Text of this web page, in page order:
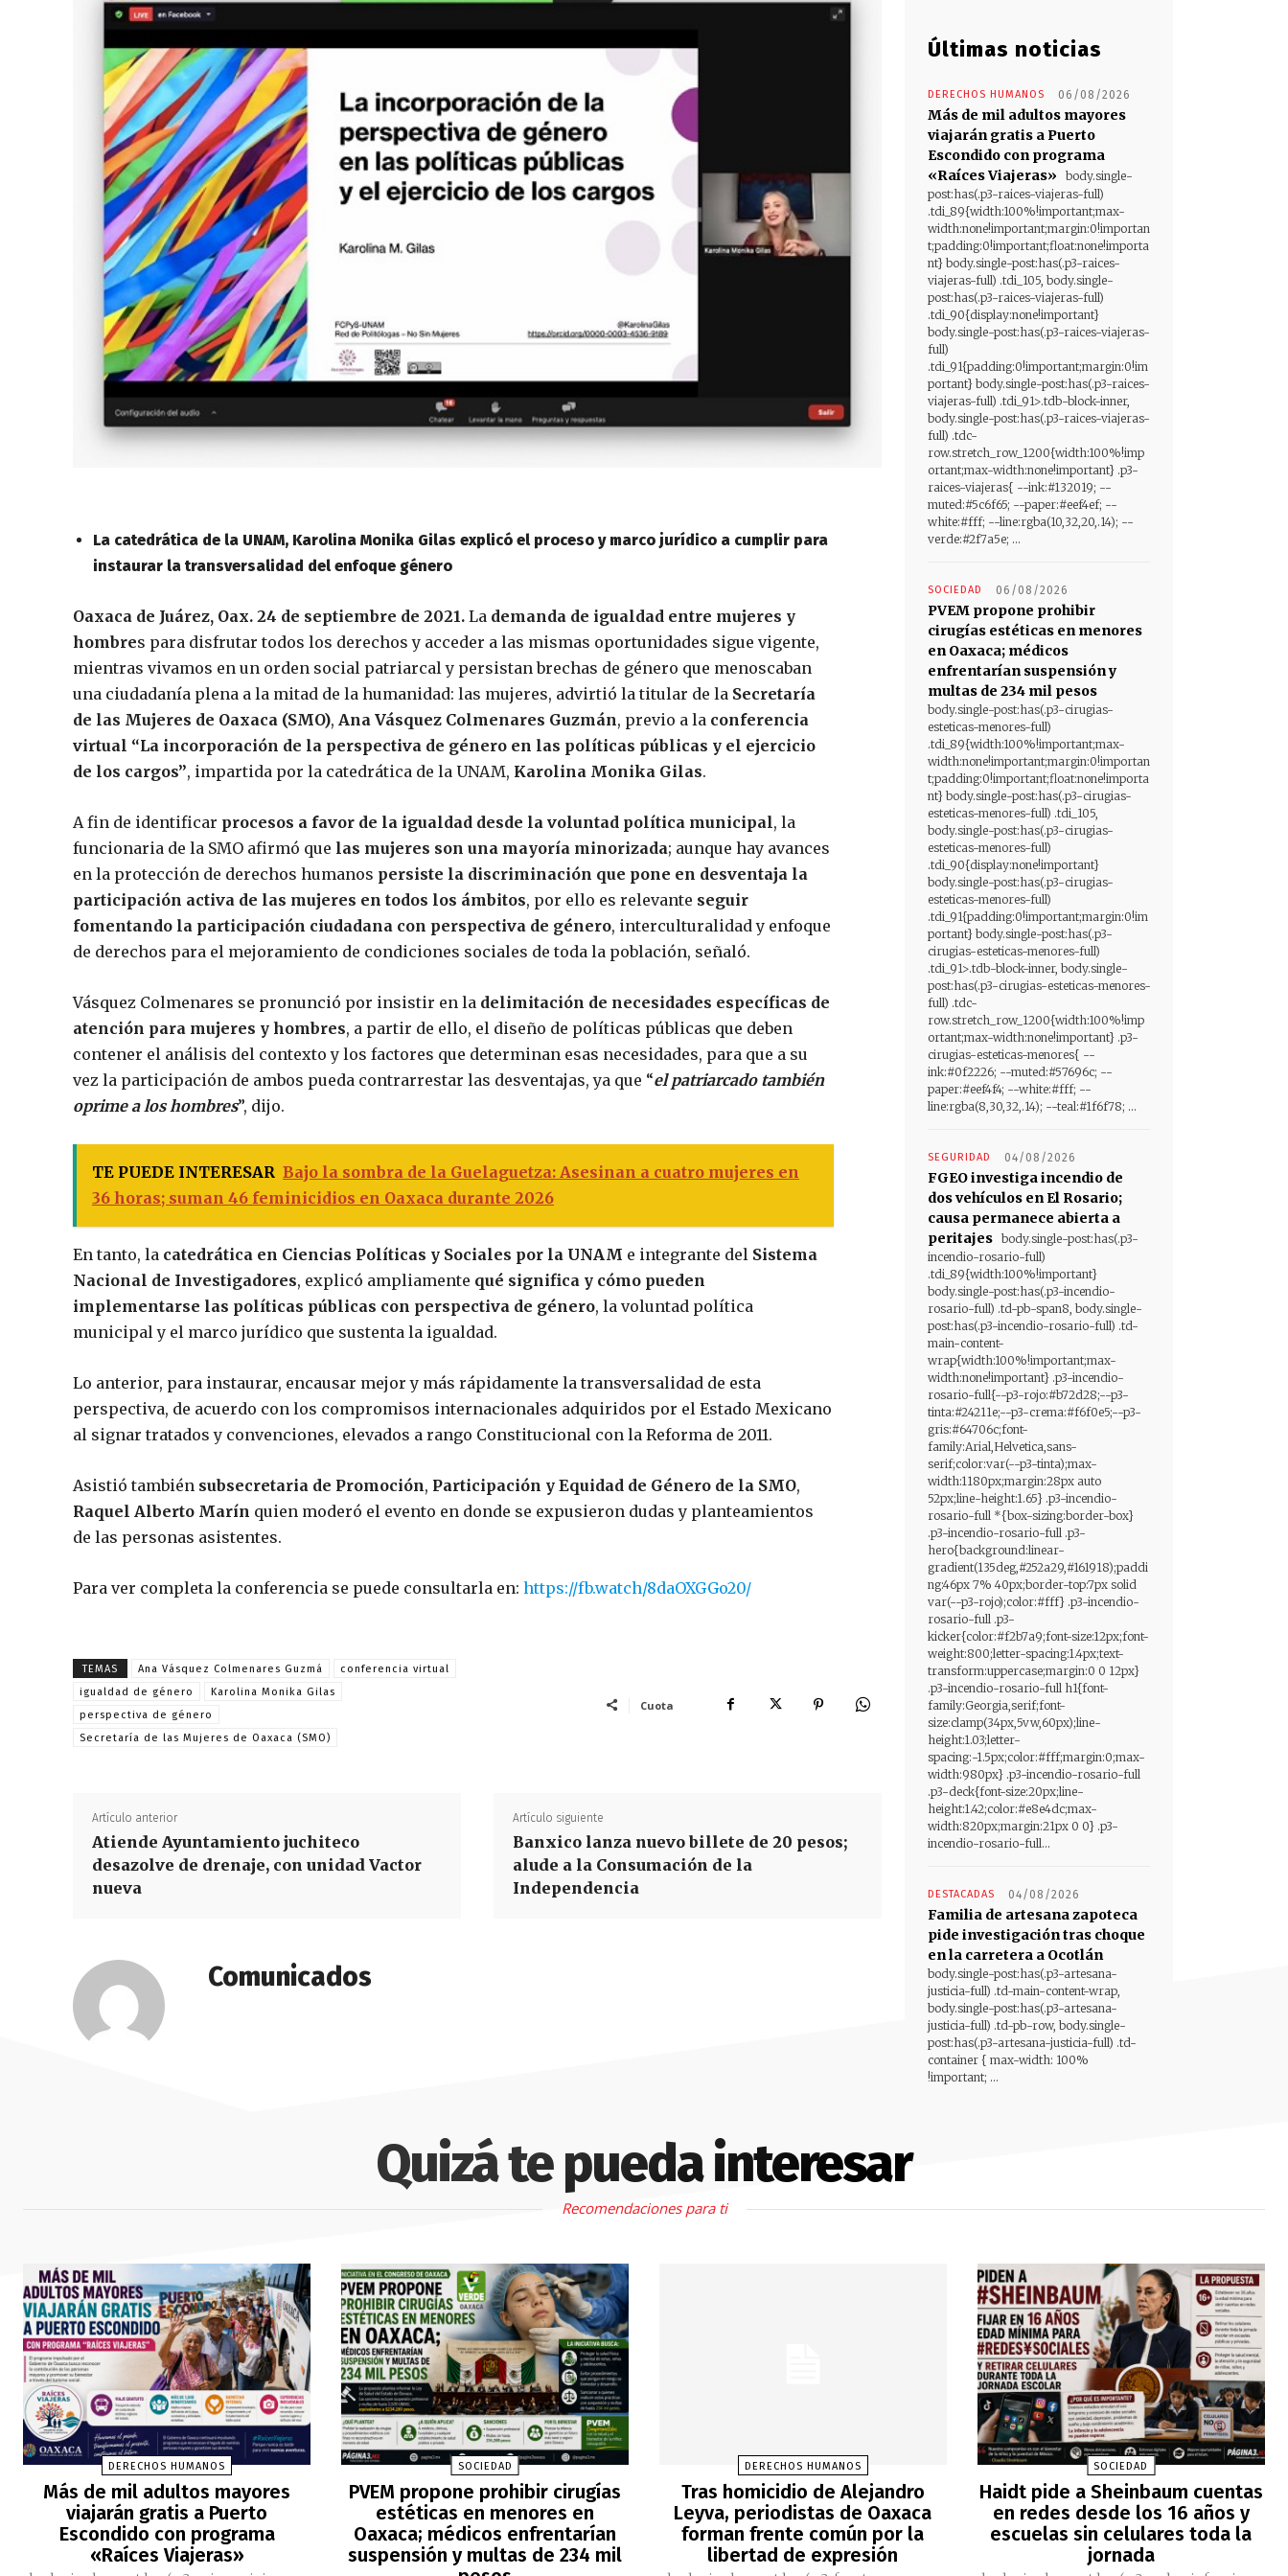
La catedrática de la UNAM, Karolina Monika Gilas explicó el proceso y marco jurídico a cumplir para
instaurar la transversalidad del enfoque género
Oaxaca de Juárez, Oax. 24 de septiembre de 2021. La demanda de igualdad entre mujeres y
hombres para disfrutar todos los derechos y acceder a las mismas oportunidades sigue vigente,
mientras vivamos en un orden social patriarcal y persistan brechas de género que menoscaban
una ciudadanía plena a la mitad de la humanidad: las mujeres, advirtió la titular de la Secretaría
de las Mujeres de Oaxaca (SMO), Ana Vásquez Colmenares Guzmán, previo a la conferencia
virtual “La incorporación de la perspectiva de género en las políticas públicas y el ejercicio
de los cargos”, impartida por la catedrática de la UNAM, Karolina Monika Gilas.
A fin de identificar procesos a favor de la igualdad desde la voluntad política municipal, la
funcionaria de la SMO afirmó que las mujeres son una mayoría minorizada; aunque hay avances
en la protección de derechos humanos persiste la discriminación que pone en desventaja la
participación activa de las mujeres en todos los ámbitos, por ello es relevante seguir
fomentando la participación ciudadana con perspectiva de género, interculturalidad y enfoque
de derechos para el mejoramiento de condiciones sociales de toda la población, señaló.
Vásquez Colmenares se pronunció por insistir en la delimitación de necesidades específicas de
atención para mujeres y hombres, a partir de ello, el diseño de políticas públicas que deben
contener el análisis del contexto y los factores que determinan esas necesidades, para que a su
vez la participación de ambos pueda contrarrestar las desventajas, ya que “el patriarcado también
oprime a los hombres”, dijo.
TE PUEDE INTERESAR Bajo la sombra de la Guelaguetza: Asesinan a cuatro mujeres en
36 horas; suman 46 feminicidios en Oaxaca durante 2026
En tanto, la catedrática en Ciencias Políticas y Sociales por la UNAM e integrante del Sistema
Nacional de Investigadores, explicó ampliamente qué significa y cómo pueden
implementarse las políticas públicas con perspectiva de género, la voluntad política
municipal y el marco jurídico que sustenta la igualdad.
Lo anterior, para instaurar, encausar mejor y más rápidamente la transversalidad de esta
perspectiva, de acuerdo con los compromisos internacionales adquiridos por el Estado Mexicano
al signar tratados y convenciones, elevados a rango Constitucional con la Reforma de 2011.
Asistió también subsecretaria de Promoción, Participación y Equidad de Género de la SMO,
Raquel Alberto Marín quien moderó el evento en donde se expusieron dudas y planteamientos
de las personas asistentes.
Para ver completa la conferencia se puede consultarla en: https://fb.watch/8daOXGGo20/
TEMAS Ana Vásquez Colmenares Guzmá
conferencia virtual
igualdad de género
Karolina Monika Gilas
perspectiva de género
Secretaría de las Mujeres de Oaxaca (SMO)
Cuota
Artículo anterior
Atiende Ayuntamiento juchiteco
desazolve de drenaje, con unidad Vactor
nueva
Artículo siguiente
Banxico lanza nuevo billete de 20 pesos;
alude a la Consumación de la
Independencia
Comunicados
Últimas noticias
DERECHOS HUMANOS 06/08/2026
Más de mil adultos mayores
viajarán gratis a Puerto
Escondido con programa
«Raíces Viajeras»
body.single-
post:has(.p3-raices-viajeras-full)
.tdi_89{width:100%!important;max-
width:none!important;margin:0!importan
t;padding:0!important;float:none!importa
nt} body.single-post:has(.p3-raices-
viajeras-full) .tdi_105, body.single-
post:has(.p3-raices-viajeras-full)
.tdi_90{display:none!important}
body.single-post:has(.p3-raices-viajeras-
full)
.tdi_91{padding:0!important;margin:0!im
portant} body.single-post:has(.p3-raices-
viajeras-full) .tdi_91>.tdb-block-inner,
body.single-post:has(.p3-raices-viajeras-
full) .tdc-
row.stretch_row_1200{width:100%!imp
ortant;max-width:none!important} .p3-
raices-viajeras{ --ink:#132019; --
muted:#5c6f65; --paper:#eef4ef; --
white:#fff; --line:rgba(10,32,20,.14); --
verde:#2f7a5e; ...
SOCIEDAD 06/08/2026
PVEM propone prohibir
cirugías estéticas en menores
en Oaxaca; médicos
enfrentarían suspensión y
multas de 234 mil pesos
body.single-post:has(.p3-cirugias-
esteticas-menores-full)
.tdi_89{width:100%!important;max-
width:none!important;margin:0!importan
t;padding:0!important;float:none!importa
nt} body.single-post:has(.p3-cirugias-
esteticas-menores-full) .tdi_105,
body.single-post:has(.p3-cirugias-
esteticas-menores-full)
.tdi_90{display:none!important}
body.single-post:has(.p3-cirugias-
esteticas-menores-full)
.tdi_91{padding:0!important;margin:0!im
portant} body.single-post:has(.p3-
cirugias-esteticas-menores-full)
.tdi_91>.tdb-block-inner, body.single-
post:has(.p3-cirugias-esteticas-menores-
full) .tdc-
row.stretch_row_1200{width:100%!imp
ortant;max-width:none!important} .p3-
cirugias-esteticas-menores{ --
ink:#0f2226; --muted:#57696c; --
paper:#eef4f4; --white:#fff; --
line:rgba(8,30,32,.14); --teal:#1f6f78; ...
SEGURIDAD 04/08/2026
FGEO investiga incendio de
dos vehículos en El Rosario;
causa permanece abierta a
peritajes body.single-post:has(.p3-
incendio-rosario-full)
.tdi_89{width:100%!important}
body.single-post:has(.p3-incendio-
rosario-full) .td-pb-span8, body.single-
post:has(.p3-incendio-rosario-full) .td-
main-content-
wrap{width:100%!important;max-
width:none!important} .p3-incendio-
rosario-full{--p3-rojo:#b72d28;--p3-
tinta:#24211e;--p3-crema:#f6f0e5;--p3-
gris:#64706c;font-
family:Arial,Helvetica,sans-
serif;color:var(--p3-tinta);max-
width:1180px;margin:28px auto
52px;line-height:1.65} .p3-incendio-
rosario-full *{box-sizing:border-box}
.p3-incendio-rosario-full .p3-
hero{background:linear-
gradient(135deg,#252a29,#161918);paddi
ng:46px 7% 40px;border-top:7px solid
var(--p3-rojo);color:#fff} .p3-incendio-
rosario-full .p3-
kicker{color:#f2b7a9;font-size:12px;font-
weight:800;letter-spacing:1.4px;text-
transform:uppercase;margin:0 0 12px}
.p3-incendio-rosario-full h1{font-
family:Georgia,serif;font-
size:clamp(34px,5vw,60px);line-
height:1.03;letter-
spacing:-1.5px;color:#fff;margin:0;max-
width:980px} .p3-incendio-rosario-full
.p3-deck{font-size:20px;line-
height:1.42;color:#e8e4dc;max-
width:820px;margin:21px 0 0} .p3-
incendio-rosario-full...
DESTACADAS 04/08/2026
Familia de artesana zapoteca
pide investigación tras choque
en la carretera a Ocotlán
body.single-post:has(.p3-artesana-
justicia-full) .td-main-content-wrap,
body.single-post:has(.p3-artesana-
justicia-full) .td-pb-row, body.single-
post:has(.p3-artesana-justicia-full) .td-
container { max-width: 100%
!important; ...
Quizá te pueda interesar
Recomendaciones para ti
DERECHOS HUMANOS
Más de mil adultos mayores
viajarán gratis a Puerto
Escondido con programa
«Raíces Viajeras»
SOCIEDAD
PVEM propone prohibir cirugías
estéticas en menores en
Oaxaca; médicos enfrentarían
suspensión y multas de 234 mil
DERECHOS HUMANOS
Tras homicidio de Alejandro
Leyva, periodistas de Oaxaca
forman frente común por la
libertad de expresión
SOCIEDAD
Haidt pide a Sheinbaum cuentas
en redes desde los 16 años y
escuelas sin celulares toda la
jornada